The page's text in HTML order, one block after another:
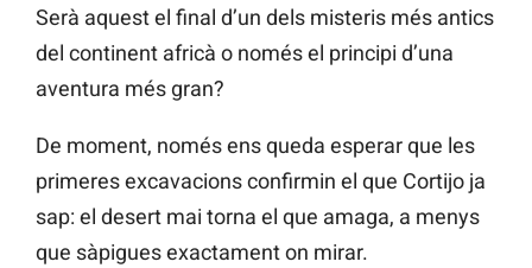
Serà aquest el final d’un dels misteris més antics
del continent africà o només el principi d’una
aventura més gran?
De moment, només ens queda esperar que les
primeres excavacions confirmin el que Cortijo ja
sap: el desert mai torna el que amaga, a menys
que sàpigues exactament on mirar.